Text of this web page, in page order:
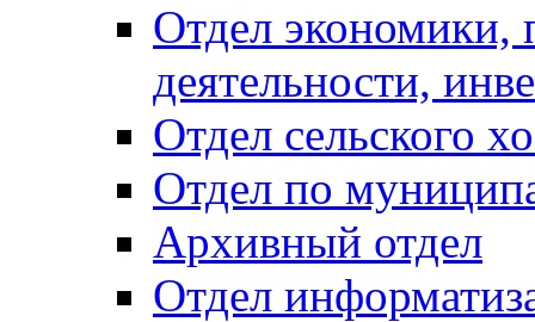
Отдел экономики,
деятельности,
Отдел сельского
Отдел по
Архивный отдел
Отдел